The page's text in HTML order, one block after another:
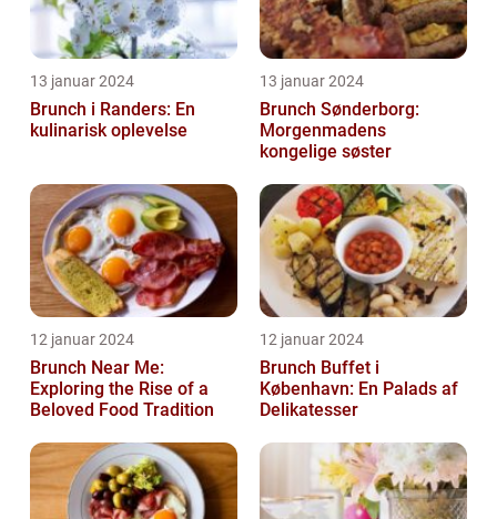
13 januar 2024
Brunch i Randers: En
kulinarisk oplevelse
13 januar 2024
Brunch Sønderborg:
Morgenmadens
kongelige søster
12 januar 2024
Brunch Near Me:
Exploring the Rise of a
Beloved Food Tradition
12 januar 2024
Brunch Buffet i
København: En Palads af
Delikatesser